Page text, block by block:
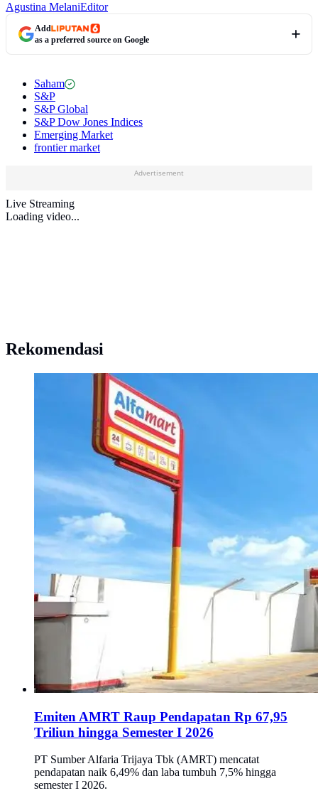
Agustina MelaniEditor
Add
as a preferred source on Google
Saham
S&P
S&P Global
S&P Dow Jones Indices
Emerging Market
frontier market
Advertisement
Live Streaming
Loading video...
Rekomendasi
Emiten AMRT Raup Pendapatan Rp 67,95
Triliun hingga Semester I 2026
PT Sumber Alfaria Trijaya Tbk (AMRT) mencatat
pendapatan naik 6,49% dan laba tumbuh 7,5% hingga
semester I 2026.